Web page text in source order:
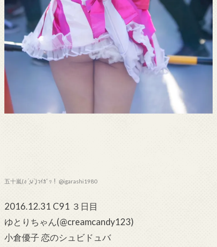
五十嵐(ง ´͈౪`͈)วｲｶﾞｯ！ @igarashi1980
2016.12.31 C91 ３日目
ゆとりちゃん(@creamcandy123)
小倉優子 恋のシュビドュバ